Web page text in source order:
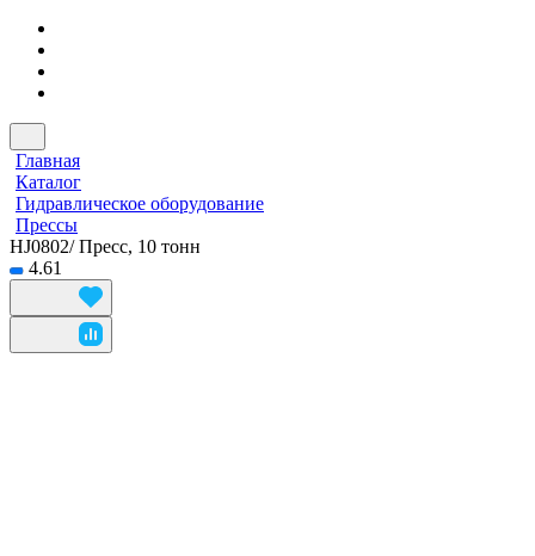
Главная
Каталог
Гидравлическое оборудование
Прессы
HJ0802/ Пресс, 10 тонн
4.61